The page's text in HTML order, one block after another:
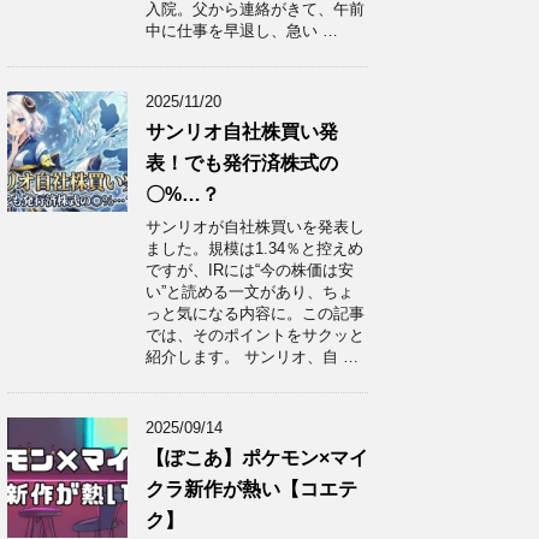
入院。父から連絡がきて、午前
中に仕事を早退し、急い …
2025/11/20
サンリオ自社株買い発
表！でも発行済株式の
〇%…？
サンリオが自社株買いを発表し
ました。規模は1.34％と控えめ
ですが、IRには“今の株価は安
い”と読める一文があり、ちょ
っと気になる内容に。この記事
では、そのポイントをサクッと
紹介します。 サンリオ、自 …
2025/09/14
【ぽこあ】ポケモン×マイ
クラ新作が熱い【コエテ
ク】